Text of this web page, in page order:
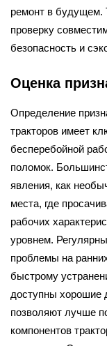
ремонт в будущем.
проверку
безопасность и
Оценка
Определение
тракторов имеет
бесперебойной
поломок.
явления, как
места, где
рабочих
уровнем.
проблемы на
быстрому
доступны хорошие
позволяют лучше
компонентов